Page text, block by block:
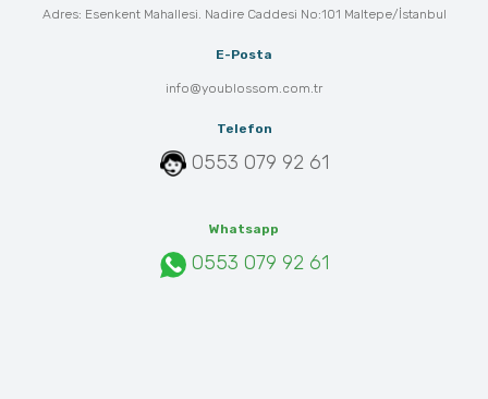
Adres: Esenkent Mahallesi. Nadire Caddesi No:101 Maltepe/İstanbul
E-Posta
info@youblossom.com.tr
Telefon
0553 079 92 61
Whatsapp
0553 079 92 61